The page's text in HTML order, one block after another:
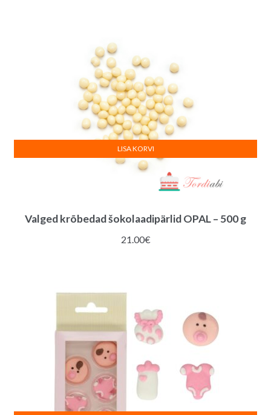
Valged krõbedad šokolaadipärlid OPAL – 500 g
21.00€
LISA KORVI